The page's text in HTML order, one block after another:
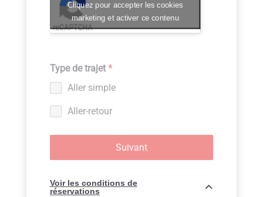
Cliquez pour accepter les cookies
marketing et activer ce contenu
Type de trajet*
Aller simple
Aller-retour
Suivant
Voir les conditions de
réservations